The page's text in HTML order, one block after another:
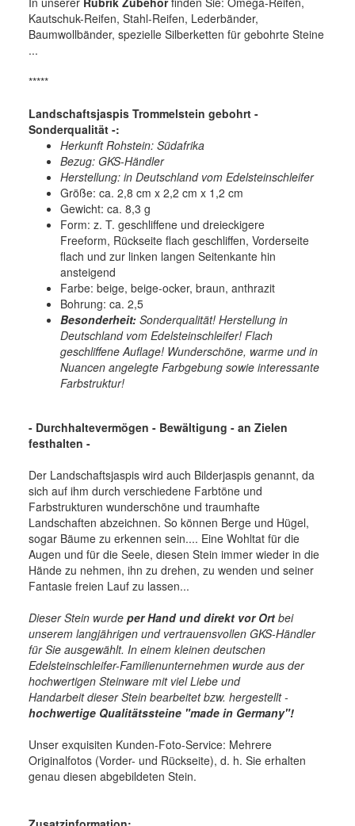
Kautschuk-Reifen, Stahl-Reifen, Lederbänder,
Baumwollbänder, spezielle Silberketten für gebohrte Steine
...
*****
Landschaftsjaspis Trommelstein gebohrt -
Sonderqualität -:
Herkunft Rohstein: Südafrika
Bezug: GKS-Händler
Herstellung: in Deutschland vom Edelsteinschleifer
Größe: ca. 2,8 cm x 2,2 cm x 1,2 cm
Gewicht: ca. 8,3 g
Form: z. T. geschliffene und dreieckigere
Freeform, Rückseite flach geschliffen, Vorderseite
flach und zur linken langen Seitenkante hin
ansteigend
Farbe: beige, beige-ocker, braun, anthrazit
Bohrung: ca. 2,5
Besonderheit: Sonderqualität! Herstellung in
Deutschland vom Edelsteinschleifer! Flach
geschliffene Auflage! Wunderschöne, warme und in
Nuancen angelegte Farbgebung sowie interessante
Farbstruktur!
- Durchhaltevermögen - Bewältigung - an Zielen
festhalten -
Der Landschaftsjaspis wird auch Bilderjaspis genannt, da
sich auf ihm durch verschiedene Farbtöne und
Farbstrukturen wunderschöne und traumhafte
Landschaften abzeichnen. So können Berge und Hügel,
sogar Bäume zu erkennen sein.... Eine Wohltat für die
Augen und für die Seele, diesen Stein immer wieder in die
Hände zu nehmen, ihn zu drehen, zu wenden und seiner
Fantasie freien Lauf zu lassen...
Dieser Stein wurde per Hand und direkt vor Ort bei
unserem langjährigen und vertrauensvollen GKS-Händler
für Sie ausgewählt. In einem kleinen deutschen
Edelsteinschleifer-Familienunternehmen wurde aus der
hochwertigen Steinware mit viel Liebe und
Handarbeit dieser Stein bearbeitet bzw. hergestellt -
hochwertige Qualitätssteine "made in Germany"!
Unser exquisiten Kunden-Foto-Service: Mehrere
Originalfotos (Vorder- und Rückseite), d. h. Sie erhalten
genau diesen abgebildeten Stein.